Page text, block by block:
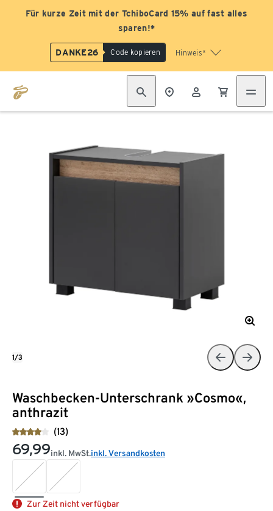
Für kurze Zeit mit der TchiboCard 15% auf fast alles
sparen!*
DANKE26 Code kopieren Hinweis*
Waschbecken-Unterschrank »Cosmo«,
anthrazit
(13)
69,99inkl. MwSt.inkl. Versandkosten
Zur Zeit nicht verfügbar
1/3